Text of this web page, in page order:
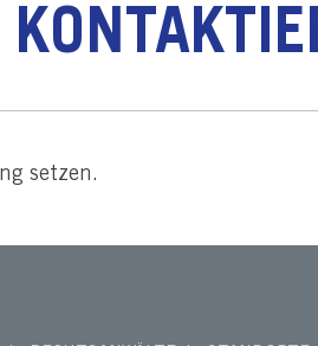
setzen.